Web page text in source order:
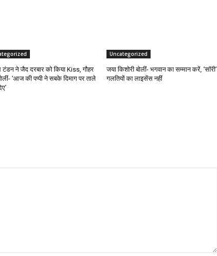
ने जैद दरबार को किया Kiss, गौहर
‘आज की पप्पी ने सबके दिमाग पर ताले
Uncategorized
जया किशोरी बोलीं- भगवान का सम्मान करें, ‘सॉरी’
गलतियों का लाइसेंस नहीं